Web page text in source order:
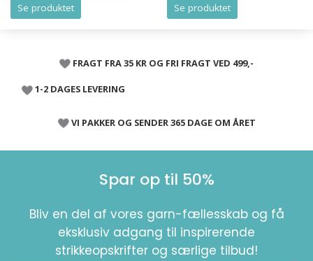
Se produktet Se produktet
FRAGT FRA 35 KR OG FRI FRAGT VED 499,-
1-2 DAGES LEVERING
VI PAKKER OG SENDER 365 DAGE OM ÅRET
Spar op til 50%
Bliv en del af vores garn-fællesskab og få
eksklusiv adgang til inspirerende
strikkeopskrifter og særlige tilbud!